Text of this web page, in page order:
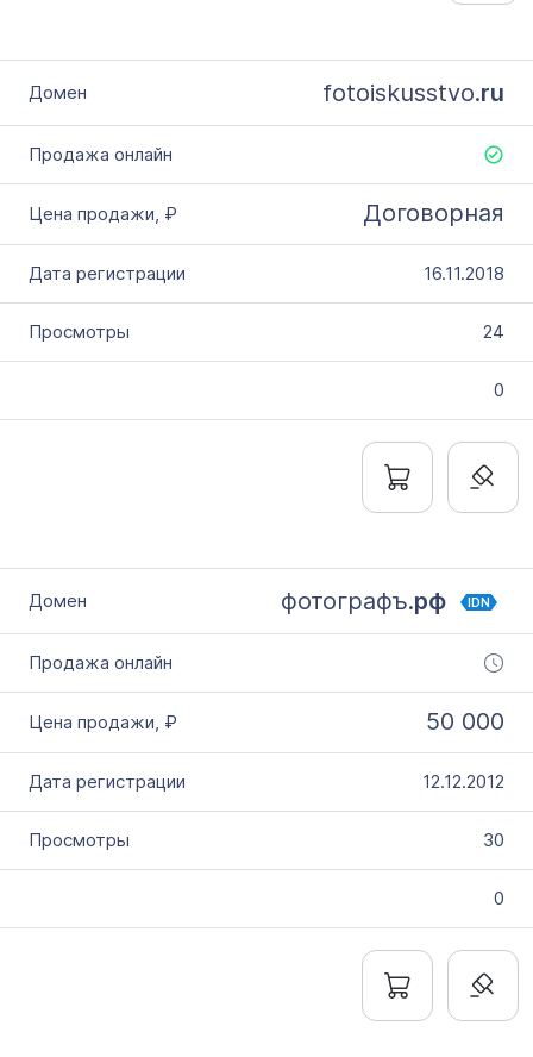
fotoiskusstvo.ru
Договорная
16.11.2018
24
0
фотографъ.рф IDN
50 000
12.12.2012
30
0